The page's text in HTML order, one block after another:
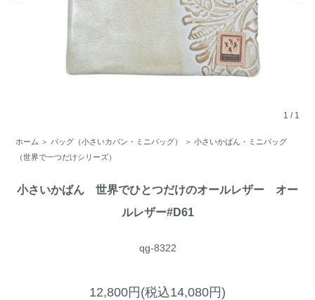
1 / 1
ホーム ＞ バッグ（小さいカバン・ミニバッグ） ＞小さいかばん・ミニバッグ
（世界で一つだけシリーズ）
小さいかばん 世界でひとつだけのオールレザー オー
ルレザー#D61
qg-8322
12,800円(税込14,080円)